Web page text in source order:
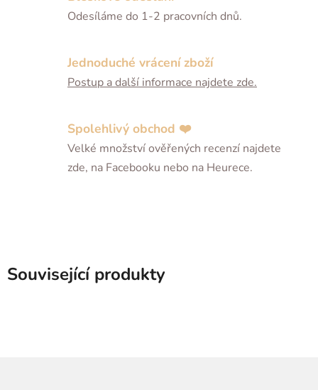
Odesíláme do 1-2 pracovních dnů.
Jednoduché vrácení zboží
Postup a další informace najdete zde.
Spolehlivý obchod ❤️
Velké množství ověřených recenzí najdete
zde, na Facebooku nebo na Heurece.
Související produkty